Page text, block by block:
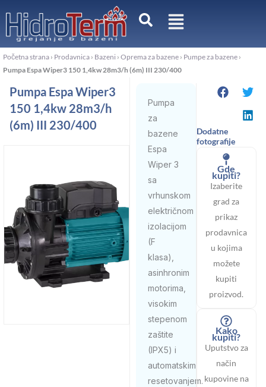
sadržaj
Početna strana › Prodavnica › Bazeni › Oprema za bazene › Pumpe za bazene ›
Pumpa Espa Wiper3 150 1,4kw 28m3/h (6m) III 230/400
Pumpa Espa Wiper3
150 1,4kw 28m3/h
(6m) III 230/400
Pumpa
za
bazene
Espa
Wiper 3
sa
vrhunskom
električnom
izolacijom
(F
klasa),
asinhronim
motorima,
visokim
stepenom
zaštite
(IPX5) i
automatskim
resetovanjem.
Dodatne
fotografije
Gde
kupiti?
Izaberite
grad za
prikaz
prodavnica
u kojima
možete
kupiti
proizvod.
Kako
kupiti?
Uputstvo za
način
kupovine na